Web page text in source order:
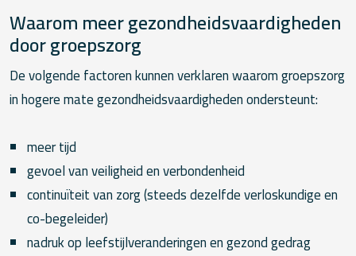
Waarom meer gezondheidsvaardigheden
door groepszorg
De volgende factoren kunnen verklaren waarom groepszorg
in hogere mate gezondheidsvaardigheden ondersteunt:
meer tijd
gevoel van veiligheid en verbondenheid
continuïteit van zorg (steeds dezelfde verloskundige en
co-begeleider)
nadruk op leefstijlveranderingen en gezond gedrag